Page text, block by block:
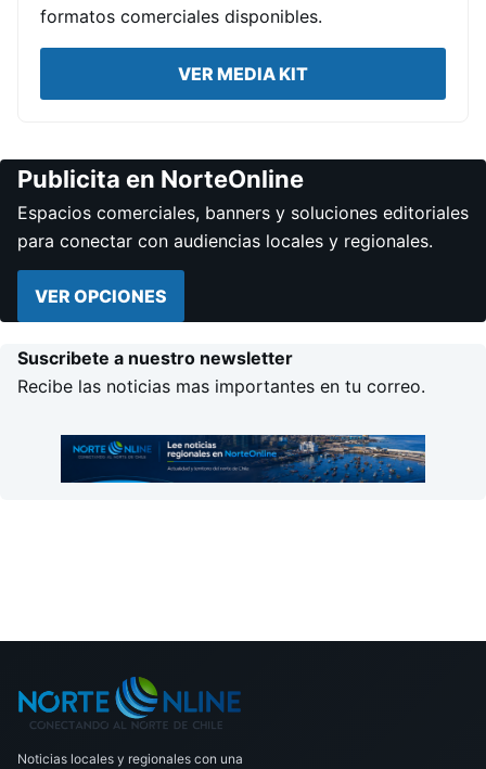
formatos comerciales disponibles.
VER MEDIA KIT
Publicita en NorteOnline
Espacios comerciales, banners y soluciones editoriales
para conectar con audiencias locales y regionales.
VER OPCIONES
Suscribete a nuestro newsletter
Recibe las noticias mas importantes en tu correo.
Noticias locales y regionales con una